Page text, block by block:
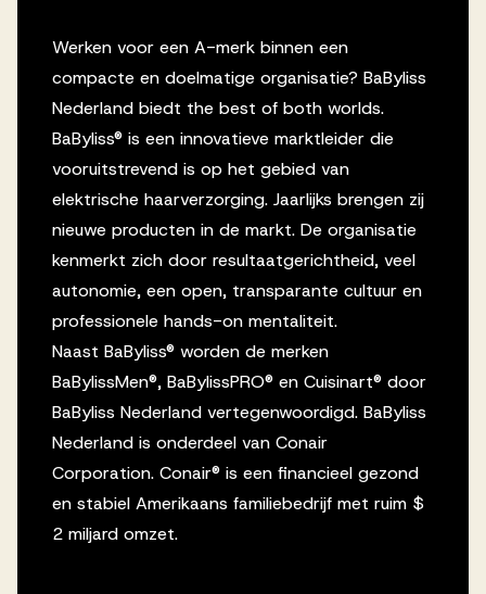
Werken voor een A-merk binnen een
compacte en doelmatige organisatie? BaByliss
Nederland biedt the best of both worlds.
BaByliss® is een innovatieve marktleider die
vooruitstrevend is op het gebied van
elektrische haarverzorging. Jaarlijks brengen zij
nieuwe producten in de markt. De organisatie
kenmerkt zich door resultaatgerichtheid, veel
autonomie, een open, transparante cultuur en
professionele hands-on mentaliteit.
Naast BaByliss® worden de merken
BaBylissMen®, BaBylissPRO® en Cuisinart® door
BaByliss Nederland vertegenwoordigd. BaByliss
Nederland is onderdeel van Conair
Corporation. Conair® is een financieel gezond
en stabiel Amerikaans familiebedrijf met ruim $
2 miljard omzet.